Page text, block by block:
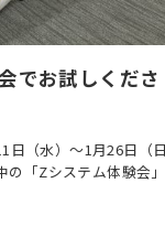
でお試しくださ
日（水）～1月26日（
の「Zシステム体験会」